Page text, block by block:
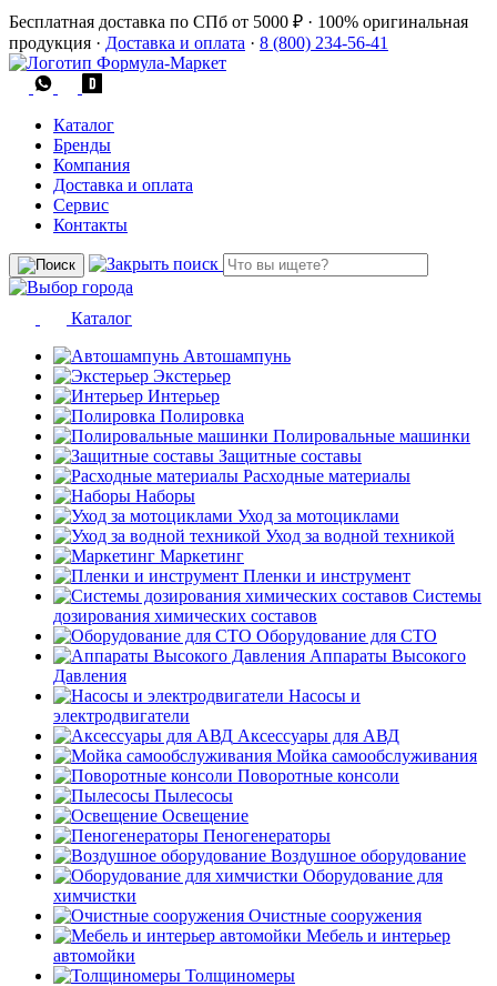
Бесплатная доставка по СПб от 5000 ₽ · 100% оригинальная
продукция · Доставка и оплата · 8 (800) 234-56-41
Каталог
Бренды
Компания
Доставка и оплата
Сервис
Контакты
Каталог
Автошампунь
Экстерьер
Интерьер
Полировка
Полировальные машинки
Защитные составы
Расходные материалы
Наборы
Уход за мотоциклами
Уход за водной техникой
Маркетинг
Пленки и инструмент
Системы
дозирования химических составов
Оборудование для СТО
Аппараты Высокого
Давления
Насосы и
электродвигатели
Аксессуары для АВД
Мойка самообслуживания
Поворотные консоли
Пылесосы
Освещение
Пеногенераторы
Воздушное оборудование
Оборудование для
химчистки
Очистные сооружения
Мебель и интерьер
автомойки
Толщиномеры